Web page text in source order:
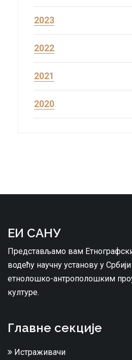
2023
2022
2021
2020
ЕИ САНУ
Представљамо вам
водећу научну установу у
етнолошко-антрополошким
културе.
Главне секције
Истраживачи